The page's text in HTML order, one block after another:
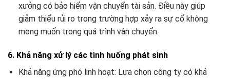
xưởng có bảo hiểm vận chuyển tài sản. Điều này giúp
giảm thiểu rủi ro trong trường hợp xảy ra sự cố không
mong muốn trong quá trình vận chuyển.
6. Khả năng xử lý các tình huống phát sinh
Khả năng ứng phó linh hoạt: Lựa chọn công ty có khả